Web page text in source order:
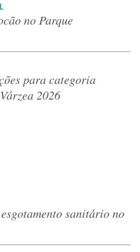
no Parque
para categoria
2026
sanitário no